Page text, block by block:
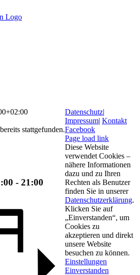
stattgefunden.
- 21:00
Datenschutz|
Impressum| Kontakt
Facebook
Page load link
Diese Website
verwendet Cookies –
nähere Informationen
dazu und zu Ihren
Rechten als Benutzer
finden Sie in unserer
Datenschutzerklärung.
Klicken Sie auf
„Einverstanden“, um
Cookies zu
akzeptieren und direkt
unsere Website
besuchen zu können.
Einstellungen
Einverstanden